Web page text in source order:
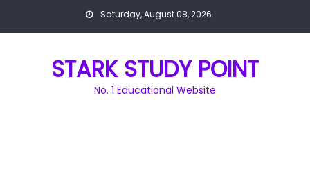
Saturday, August 08, 2026
STARK STUDY POINT
No. 1 Educational Website